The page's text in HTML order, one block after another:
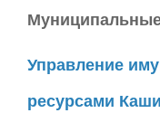
Управление
ресурсами